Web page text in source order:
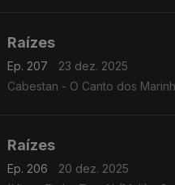
Raízes
Ep. 207
23 dez. 2025
Cabestan - O Canto dos
Raízes
Ep. 206
20 dez. 2025